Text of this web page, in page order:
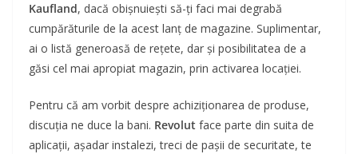
Kaufland, dacă obișnuiești să-ți faci mai degrabă
cumpărăturile de la acest lanț de magazine. Suplimentar,
ai o listă generoasă de rețete, dar și posibilitatea de a
găsi cel mai apropiat magazin, prin activarea locației.
Pentru că am vorbit despre achiziționarea de produse,
discuția ne duce la bani. Revolut face parte din suita de
aplicații, așadar instalezi, treci de pașii de securitate, te